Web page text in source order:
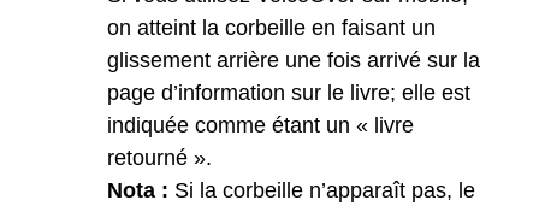
on atteint la corbeille en faisant un
glissement arrière une fois arrivé sur la
page d’information sur le livre; elle est
indiquée comme étant un « livre
retourné ».
Nota : Si la corbeille n’apparaît pas, le